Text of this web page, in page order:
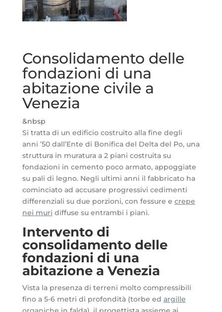
Consolidamento delle
fondazioni di una
abitazione civile a
Venezia
&nbsp
Si tratta di un edificio costruito alla fine degli
anni ’50 dall’Ente di Bonifica del Delta del Po, una
struttura in muratura a 2 piani costruita su
fondazioni in cemento poco armato, appoggiate
su pali di legno. Negli ultimi anni il fabbricato ha
cominciato ad accusare progressivi cedimenti
differenziali su due porzioni, con fessure e crepe
nei muri diffuse su entrambi i piani.
Intervento di
consolidamento delle
fondazioni di una
abitazione a Venezia
Vista la presenza di terreni molto compressibili
fino a 5-6 metri di profondità (torbe ed argille